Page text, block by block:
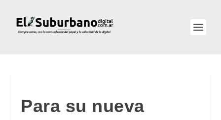
Para su nueva